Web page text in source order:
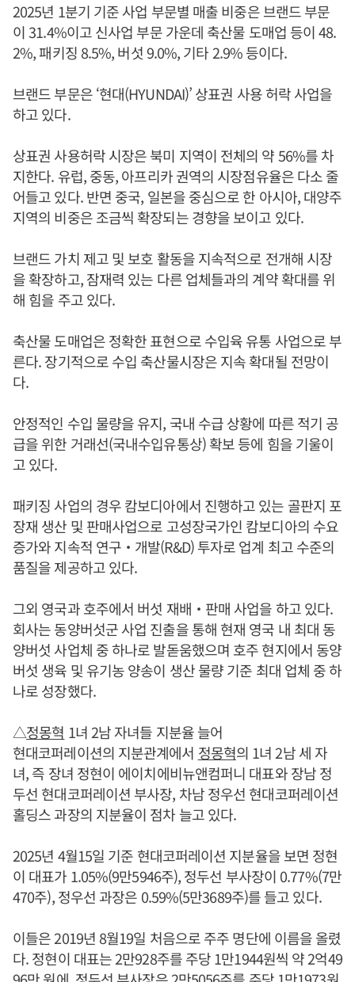
2025년 1분기 기준 사업 부문별 매출 비중은 브랜드 부문
이 31.4%이고 신사업 부문 가운데 축산물 도매업 등이 48.
2%, 패키징 8.5%, 버섯 9.0%, 기타 2.9% 등이다.
브랜드 부문은 ‘현대(HYUNDAI)’ 상표권 사용 허락 사업을
하고 있다.
상표권 사용허락 시장은 북미 지역이 전체의 약 56%를 차
지한다. 유럽, 중동, 아프리카 권역의 시장점유율은 다소 줄
어들고 있다. 반면 중국, 일본을 중심으로 한 아시아, 대양주
지역의 비중은 조금씩 확장되는 경향을 보이고 있다.
브랜드 가치 제고 및 보호 활동을 지속적으로 전개해 시장
을 확장하고, 잠재력 있는 다른 업체들과의 계약 확대를 위
해 힘을 주고 있다.
축산물 도매업은 정확한 표현으로 수입육 유통 사업으로 부
른다. 장기적으로 수입 축산물시장은 지속 확대될 전망이
다.
안정적인 수입 물량을 유지, 국내 수급 상황에 따른 적기 공
급을 위한 거래선(국내수입유통상) 확보 등에 힘을 기울이
고 있다.
패키징 사업의 경우 캄보디아에서 진행하고 있는 골판지 포
장재 생산 및 판매사업으로 고성장국가인 캄보디아의 수요
증가와 지속적 연구‧개발(R&D) 투자로 업계 최고 수준의
품질을 제공하고 있다.
그외 영국과 호주에서 버섯 재배‧판매 사업을 하고 있다.
회사는 동양버섯군 사업 진출을 통해 현재 영국 내 최대 동
양버섯 사업체 중 하나로 발돋움했으며 호주 현지에서 동양
버섯 생육 및 유기농 양송이 생산 물량 기준 최대 업체 중 하
나로 성장했다.
△정몽혁 1녀 2남 자녀들 지분율 늘어
현대코퍼레이션의 지분관계에서 정몽혁의 1녀 2남 세 자
녀, 즉 장녀 정현이 에이치에비뉴앤컴퍼니 대표와 장남 정
두선 현대코퍼레이션 부사장, 차남 정우선 현대코퍼레이션
홀딩스 과장의 지분율이 점차 늘고 있다.
2025년 4월15일 기준 현대코퍼레이션 지분율을 보면 정현
이 대표가 1.05%(9만5946주), 정두선 부사장이 0.77%(7만
470주), 정우선 과장은 0.59%(5만3689주)를 들고 있다.
이들은 2019년 8월19일 처음으로 주주 명단에 이름을 올렸
다. 정현이 대표는 2만928주를 주당 1만1944원씩 약 2억49